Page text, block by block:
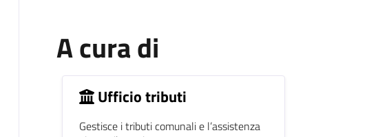
A cura di
Ufficio tributi
Gestisce i tributi comunali e l’assistenza